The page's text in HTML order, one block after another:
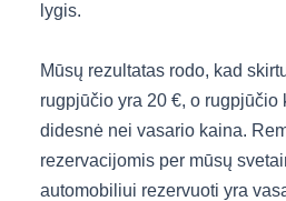
lygis.
Mūsų rezultatas rodo, kad
rugpjūčio yra 20 €, o rugpjūčio
didesnė nei vasario kaina.
rezervacijomis per mūsų
automobiliui rezervuoti yra